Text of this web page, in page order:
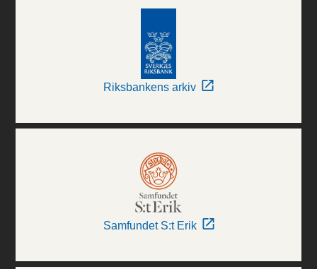
Riksbankens arkiv
Samfundet S:t Erik